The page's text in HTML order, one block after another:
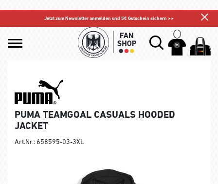
Jetzt zum Newsletter anmelden und 5€ Gutschein sichern >>
PUMA TEAMGOAL CASUALS HOODED
JACKET
Art.Nr.: 658595-03-3XL